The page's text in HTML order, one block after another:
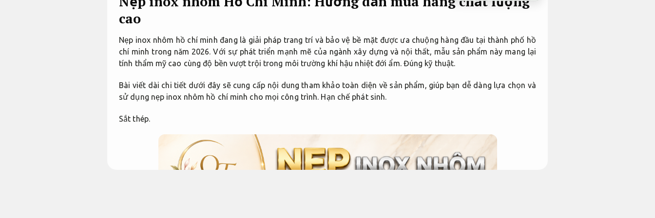
cao
Nẹp inox nhôm hồ chí minh đang là giải pháp trang trí và bảo vệ bề mặt được ưa chuộng hàng đầu tại thành phố hồ
chí minh trong năm 2026. Với sự phát triển mạnh mẽ của ngành xây dựng và nội thất, mẫu sản phẩm này mang lại
tính thẩm mỹ cao cùng độ bền vượt trội trong môi trường khí hậu nhiệt đới ẩm. Đúng kỹ thuật.
Bài viết dài chi tiết dưới đây sẽ cung cấp nội dung tham khảo toàn diện về sản phẩm, giúp bạn dễ dàng lựa chọn và
sử dụng nẹp inox nhôm hồ chí minh cho mọi công trình. Hạn chế phát sinh.
Sắt thép.